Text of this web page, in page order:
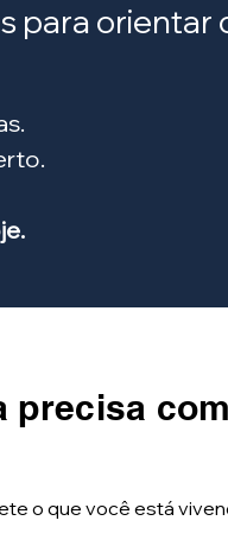
para orientar
precisa
o que você está